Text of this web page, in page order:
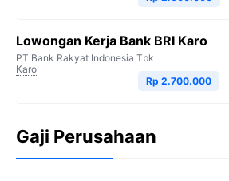
Lowongan Kerja Bank BRI Karo
PT Bank Rakyat Indonesia Tbk
Karo
Rp 2.700.000
Gaji Perusahaan